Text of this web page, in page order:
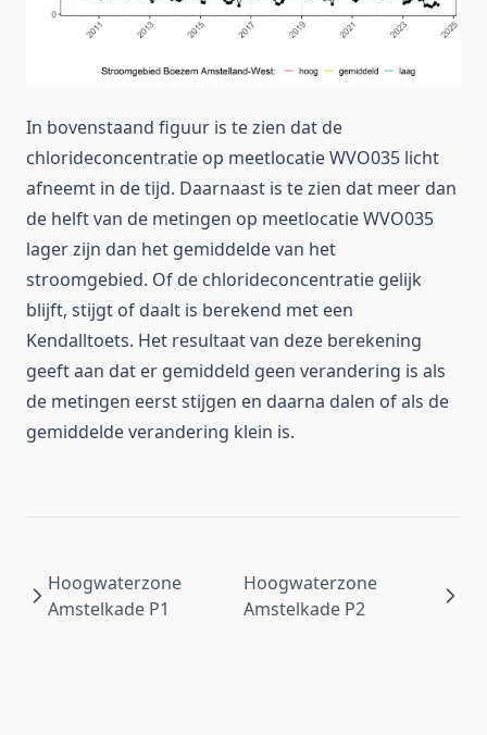
In bovenstaand figuur is te zien dat de
chlorideconcentratie op meetlocatie WVO035 licht
afneemt in de tijd. Daarnaast is te zien dat meer dan
de helft van de metingen op meetlocatie WVO035
lager zijn dan het gemiddelde van het
stroomgebied. Of de chlorideconcentratie gelijk
blijft, stijgt of daalt is berekend met een
Kendalltoets. Het resultaat van deze berekening
geeft aan dat er gemiddeld geen verandering is als
de metingen eerst stijgen en daarna dalen of als de
gemiddelde verandering klein is.
Hoogwaterzone
Amstelkade P1
Hoogwaterzone
Amstelkade P2